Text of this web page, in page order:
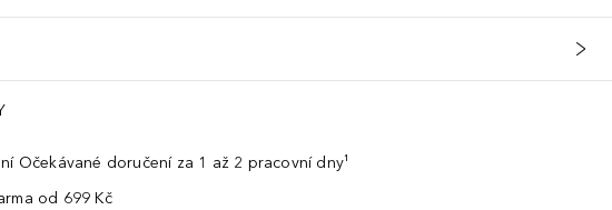
Očekávané doručení za 1 až 2 pracovní dny¹
od 699 Kč